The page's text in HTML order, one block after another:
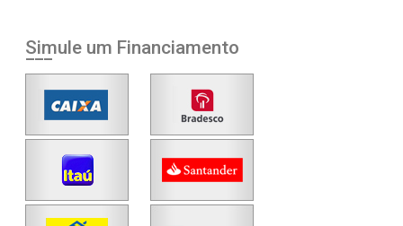
Simule um Financiamento